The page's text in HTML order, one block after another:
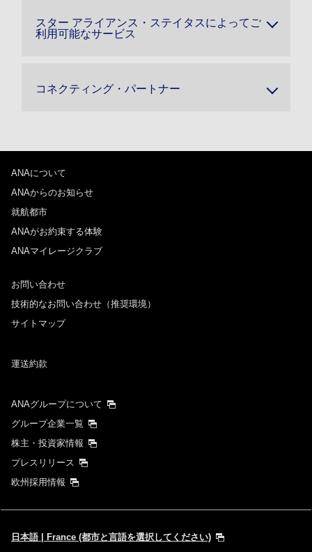
スター アライアンス・ステイタスによってご
利用可能なサービス
コネクティング・パートナー
ANAについて
ANAからのお知らせ
就航都市
ANAがお約束する体験
ANAマイレージクラブ
お問い合わせ
技術的なお問い合わせ（推奨環境）
サイトマップ
運送約款
ANAグループについて
グループ企業一覧
株主・投資家情報
プレスリリース
欧州採用情報
日本語 | France (都市と言語を選択してください)